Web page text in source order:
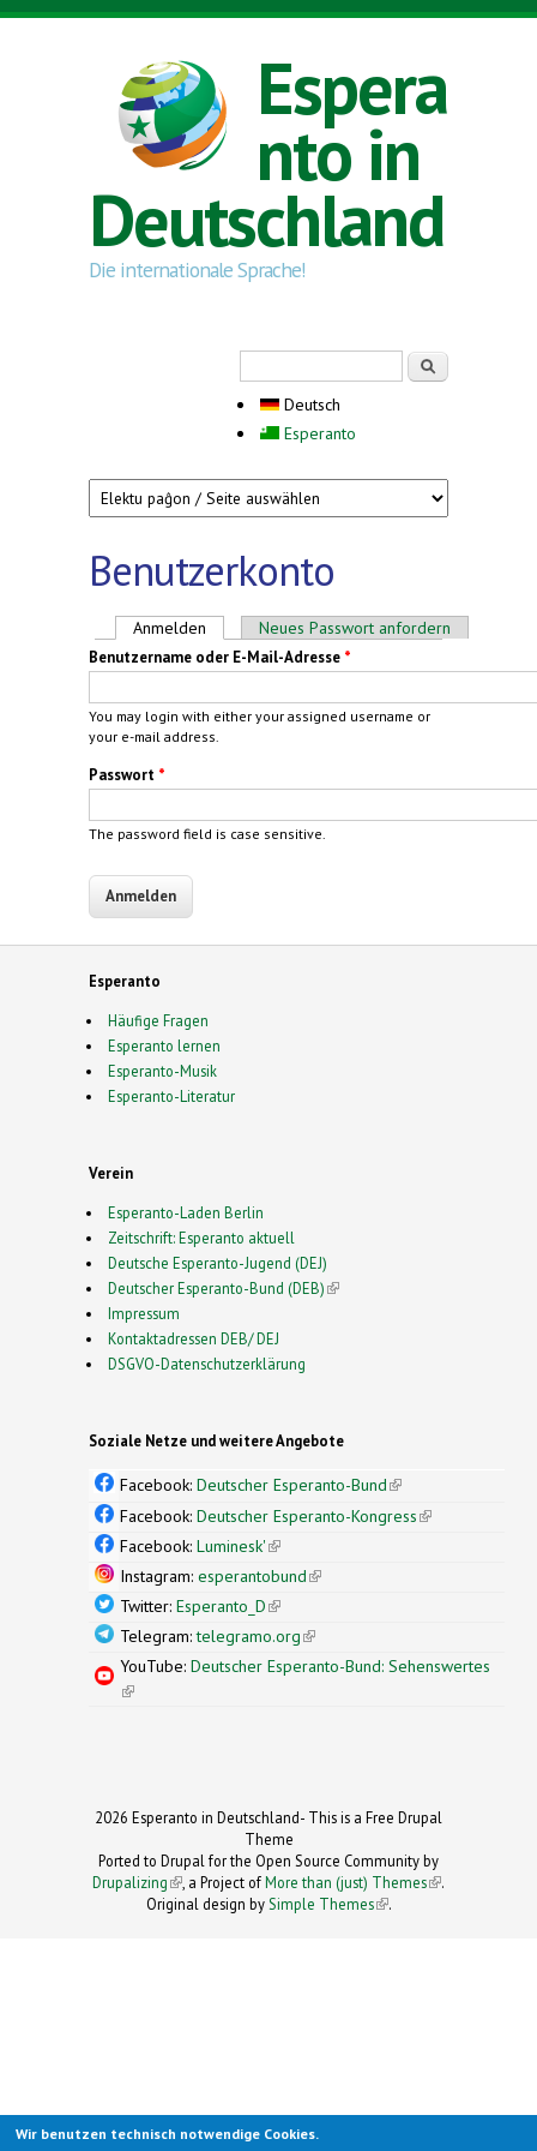
Direkt zum Inhalt
Espera
nto in
Deutschland
Die internationale Sprache!
Deutsch
Esperanto
Benutzerkonto
Haupt-Reiter
Anmelden (aktiver Reiter)
Neues Passwort anfordern
Benutzername oder E-Mail-Adresse *
You may login with either your assigned username or
your e-mail address.
Passwort *
The password field is case sensitive.
Esperanto
Häufige Fragen
Esperanto lernen
Esperanto-Musik
Esperanto-Literatur
Verein
Esperanto-Laden Berlin
Zeitschrift: Esperanto aktuell
Deutsche Esperanto-Jugend (DEJ)
Deutscher Esperanto-Bund (DEB)(link is external)
Impressum
Kontaktadressen DEB/ DEJ
DSGVO-Datenschutzerklärung
Soziale Netze und weitere Angebote
Facebook: Deutscher Esperanto-Bund(link is
external)
Facebook: Deutscher Esperanto-Kongress(link is
Facebook: Luminesk'(link is external)
Instagram: esperantobund(link is external)
Twitter: Esperanto_D(link is external)
Telegram:telegramo.org(link is external)
YouTube: Deutscher Esperanto-Bund: Sehenswertes
(link is external)
2026 Esperanto in Deutschland- This is a Free Drupal
Theme
Ported to Drupal for the Open Source Community by
Drupalizing(link is external)
, a Project ofMore than (just) Themes (link is
.
Original design by Simple Themes
(link is
.
Wir benutzen technisch notwendige Cookies.